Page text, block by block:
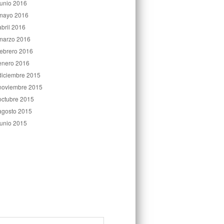
2016
2016
2016
2016
2016
2016
2015
2015
2015
2015
2015